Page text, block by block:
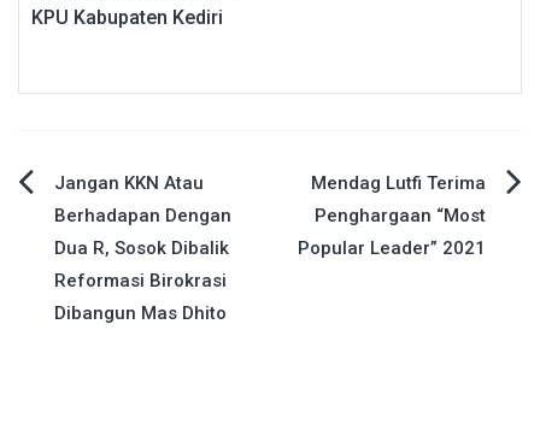
KPU Kabupaten Kediri
Navigasi
pos
Jangan KKN Atau
Berhadapan Dengan
Dua R, Sosok Dibalik
Reformasi Birokrasi
Dibangun Mas Dhito
Mendag Lutfi Terima
Penghargaan “Most
Popular Leader” 2021